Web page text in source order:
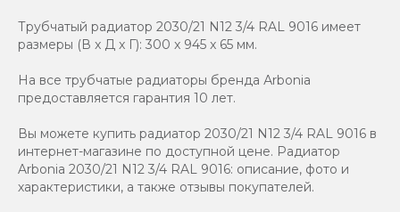
Трубчатый радиатор 2030/21 N12 3/4 RAL 9016 имеет
размеры (В x Д x Г): 300 x 945 x 65 мм.
На все трубчатые радиаторы бренда Аrbonia
предоставляется гарантия 10 лет.
Вы можете купить радиатор 2030/21 N12 3/4 RAL 9016 в
интернет-магазине по доступной цене. Радиатор
Arbonia 2030/21 N12 3/4 RAL 9016: описание, фото и
характеристики, а также отзывы покупателей.